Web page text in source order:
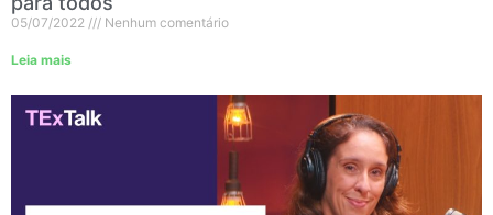
05/07/2022 Nenhum comentário
Leia mais